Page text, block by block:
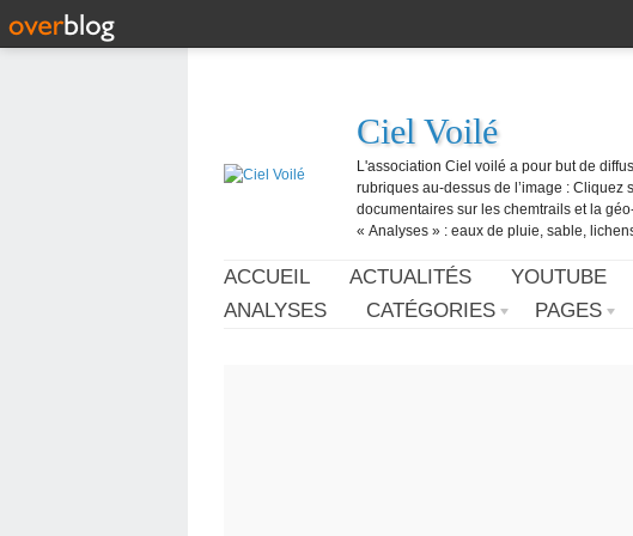
Ciel Voilé
L'association Ciel voilé a pour but de
rubriques au-dessus de l’image : Cliquez
documentaires sur les chemtrails et la
« Analyses » : eaux de pluie, sable,
ACCUEIL ACTUALITÉS YOUTUBE
ANALYSES
CATÉGORIES PAGES